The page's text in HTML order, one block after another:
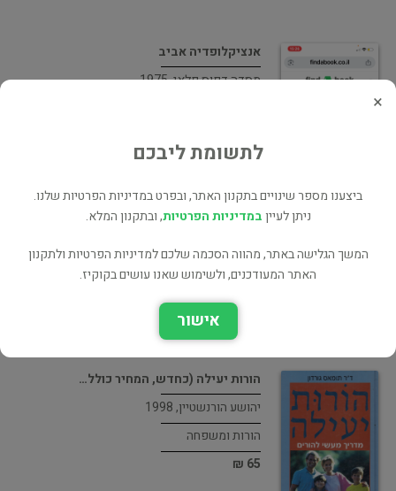
אנציקלופדיה אביב
מסדה דפוס פלאי, 1975
מילון הצירופים (כחדש, המחיר כולל…
בלשנות ושפות
הורות יעילה (כחדש, המחיר כולל…
יהושע הורנשטיין, 1998
הורות ומשפחה
65 ₪
×
לתשומת ליבכם
ביצענו מספר שינויים בתקנון האתר, ובפרט במדיניות הפרטיות שלנו.
ניתן לעייןבמדיניות הפרטיות, ובתקנון המלא.
המשך הגלישה באתר, מהווה הסכמה שלכם למדיניות הפרטיות ולתקנון
האתר המעודכנים, ולשימוש שאנו עושים בקוקיז.
אישור